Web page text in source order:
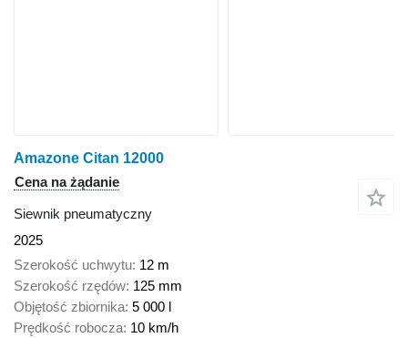
Amazone Citan 12000
Cena na żądanie
Siewnik pneumatyczny
2025
Szerokość uchwytu 12 m
Szerokość rzędów 125 mm
Objętość zbiornika 5 000 l
Prędkość robocza 10 km/h